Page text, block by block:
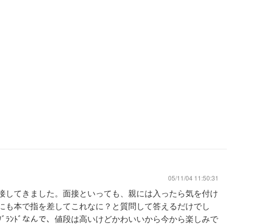
05/11/04 11:50:31
してきました。面接といっても、親には入ったら気を付け
も本で指を差してこれなに？と質問して答えるだけでし
ﾗﾝﾄﾞなんで、値段は高いけどかわいいから今から楽しみで